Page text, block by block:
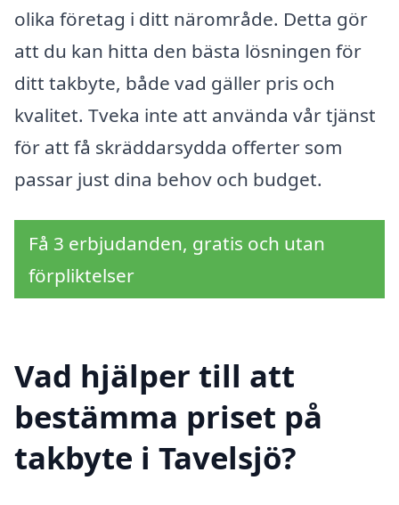
olika företag i ditt närområde. Detta gör
att du kan hitta den bästa lösningen för
ditt takbyte, både vad gäller pris och
kvalitet. Tveka inte att använda vår tjänst
för att få skräddarsydda offerter som
passar just dina behov och budget.
Få 3 erbjudanden, gratis och utan
förpliktelser
Vad hjälper till att
bestämma priset på
takbyte i Tavelsjö?